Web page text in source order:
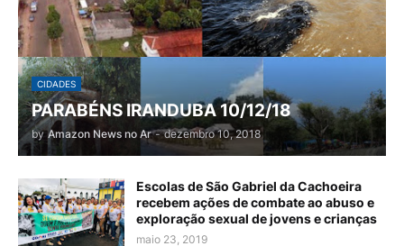
CIDADES
PARABÉNS IRANDUBA 10/12/18
by Amazon News no Ar - dezembro 10, 2018
Escolas de São Gabriel da Cachoeira
recebem ações de combate ao abuso e
exploração sexual de jovens e crianças
maio 23, 2019